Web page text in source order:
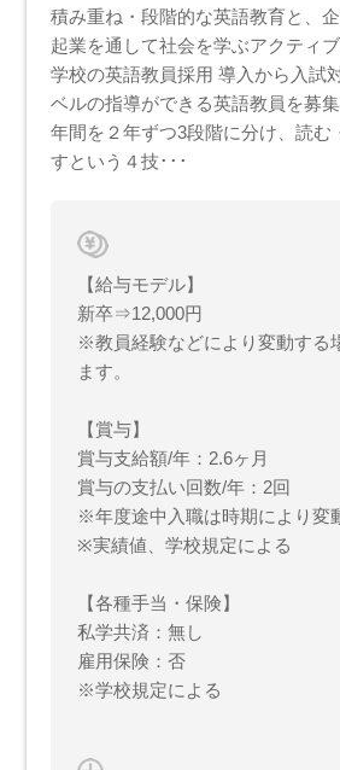
積み重ね・段階的な英語教育と、
起業を通して社会を学ぶアクティ
学校の英語教員採用 導入から入試
ベルの指導ができる英語教員を募
年間を２年ずつ3段階に分け、読む
すという４技･･･
【給与モデル】
新卒⇒12,000円
※教員経験などにより変動する
ます。
【賞与】
賞与支給額/年：2.6ヶ月
賞与の支払い回数/年：2回
※年度途中入職は時期により変
※実績値、学校規定による
【各種手当・保険】
私学共済：無し
雇用保険：否
※学校規定による